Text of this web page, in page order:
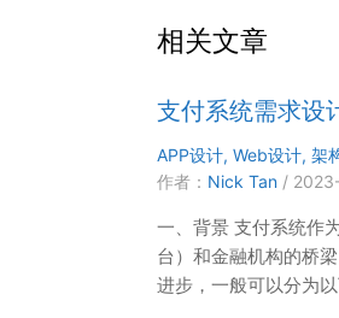
相关文章
支付系统需求设
APP设计, Web设计, 架
作者： Nick Tan/
一、背景 支付系统作
台）和金融机构的桥
进步，一般可以分为